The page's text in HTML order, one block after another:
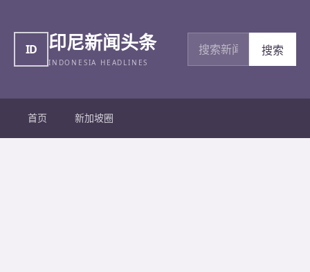
ID 印尼新闻头条
INDONESIA HEADLINES
搜索新闻
搜索
首页 新加坡圈